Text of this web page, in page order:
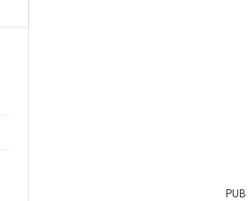
PUB